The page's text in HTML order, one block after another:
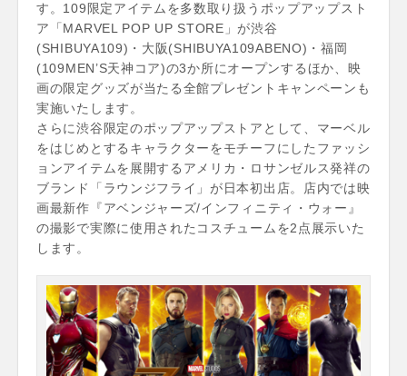
す。109限定アイテムを多数取り扱うポップアップスト
ア「MARVEL POP UP STORE」が渋谷
(SHIBUYA109)・大阪(SHIBUYA109ABENO)・福岡
(109MEN’S天神コア)の3か所にオープンするほか、映
画の限定グッズが当たる全館プレゼントキャンペーンも
実施いたします。
さらに渋谷限定のポップアップストアとして、マーベル
をはじめとするキャラクターをモチーフにしたファッシ
ョンアイテムを展開するアメリカ・ロサンゼルス発祥の
ブランド「ラウンジフライ」が日本初出店。店内では映
画最新作『アベンジャーズ/インフィニティ・ウォー』
の撮影で実際に使用されたコスチュームを2点展示いた
します。